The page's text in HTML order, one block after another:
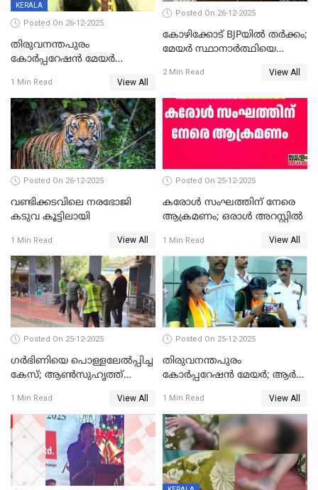
KERALA
Posted On 26-12-2025
തിരുവനന്തപുരം
കോര്‍പ്പറേഷന്‍ മേയര്‍
ഹൈക്കോടതിയിലേക്ക്;
സത്യപ്രതിജ്ഞ ചടങ്ങില്‍
ചട്ടലംഘനമെന്ന് പാർട്ടി
1 Min Read View All
Posted On 26-12-2025
കോഴിക്കോട് BJPയിൽ തർക്കം;
മേയർ സ്ഥാനാർത്ഥിയെ
2 Min Read View All
Posted On 26-12-2025
വണ്ടിക്കടവിലെ നരഭോജി
കടുവ കൂട്ടിലായി
1 Min Read View All
Posted On 25-12-2025
കരോള്‍ സംഘത്തിന് നേരെ
ആക്രമണം; ഒരാള്‍ അറസ്റ്റില്‍
1 Min Read View All
Posted On 25-12-2025
ഗര്‍ഭിണിയെ പൊള്ളലേല്‍പ്പിച്ച
കേസ്; ആണ്‍സുഹൃത്ത്
1 Min Read View All
Posted On 25-12-2025
തിരുവനന്തപുരം
കോര്‍പ്പറേഷന്‍ മേയർ; ആര്‍
1 Min Read View All